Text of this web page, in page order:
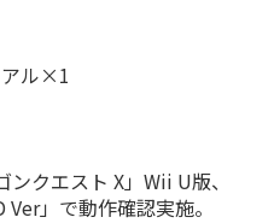
ル×1
クエスト X」Wii U版、
Ver」で動作確認実施。